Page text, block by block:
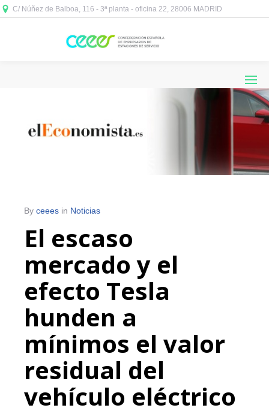
C/ Núñez de Balboa, 116 - 3ª planta - oficina 22, 28006 MADRID
By ceees in Noticias
El escaso
mercado y el
efecto Tesla
hunden a
mínimos el valor
residual del
vehículo eléctrico